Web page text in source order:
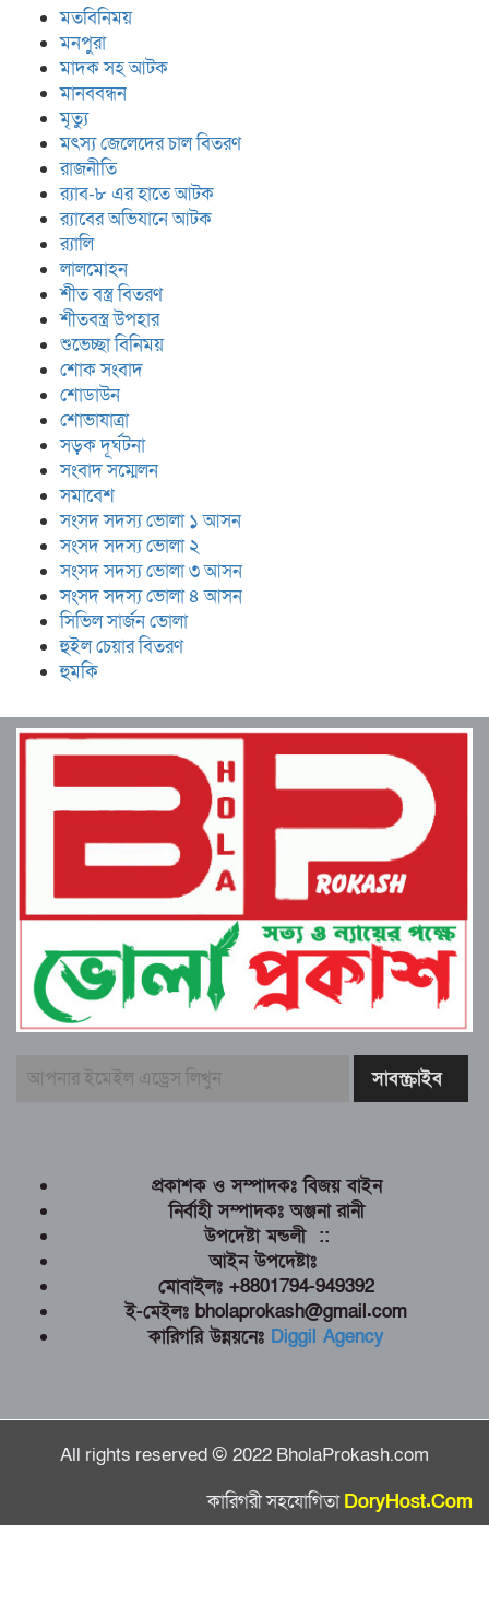
মতবিনিময়
মনপুরা
মাদক সহ আটক
মানববন্ধন
মৃত্যু
মৎস্য জেলেদের চাল বিতরণ
রাজনীতি
র‍্যাব-৮ এর হাতে আটক
র‍্যাবের অভিযানে আটক
র‍্যালি
লালমোহন
শীত বস্ত্র বিতরণ
শীতবস্ত্র উপহার
শুভেচ্ছা বিনিময়
শোক সংবাদ
শোডাউন
শোভাযাত্রা
সড়ক দূর্ঘটনা
সংবাদ সম্মেলন
সমাবেশ
সংসদ সদস্য ভোলা ১ আসন
সংসদ সদস্য ভোলা ২
সংসদ সদস্য ভোলা ৩ আসন
সংসদ সদস্য ভোলা ৪ আসন
সিভিল সার্জন ভোলা
হুইল চেয়ার বিতরণ
হুমকি
প্রকাশক ও সম্পাদকঃ বিজয় বাইন
নির্বাহী সম্পাদকঃ অঞ্জনা রানী
উপদেষ্টা মন্ডলী ::
আইন উপদেষ্টাঃ
মোবাইলঃ +8801794-949392
ই-মেইলঃ bholaprokash@gmail.com
কারিগরি উন্নয়নেঃ Diggil Agency
All rights reserved © 2022 BholaProkash.com
কারিগরী সহযোগিতাDoryHost.Com